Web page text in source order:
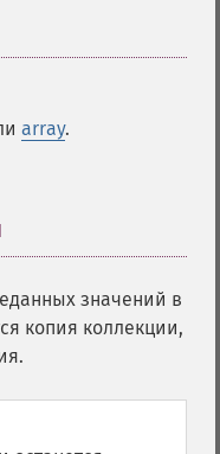
array.
значений в
копия коллекции,